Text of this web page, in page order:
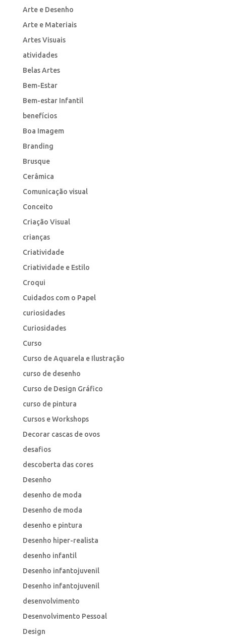
Arte e Desenho
Arte e Materiais
Artes Visuais
atividades
Belas Artes
Bem-Estar
Bem-estar Infantil
benefícios
Boa Imagem
Branding
Brusque
Cerâmica
Comunicação visual
Conceito
Criação Visual
crianças
Criatividade
Criatividade e Estilo
Croqui
Cuidados com o Papel
curiosidades
Curiosidades
Curso
Curso de Aquarela e Ilustração
curso de desenho
Curso de Design Gráfico
curso de pintura
Cursos e Workshops
Decorar cascas de ovos
desafios
descoberta das cores
Desenho
desenho de moda
Desenho de moda
desenho e pintura
Desenho hiper-realista
desenho infantil
Desenho infantojuvenil
Desenho infantojuvenil
desenvolvimento
Desenvolvimento Pessoal
Design